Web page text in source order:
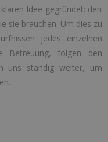
Idee gegründet: den
sie brauchen. Um dies zu
jedes einzelnen
Betreuung, folgen den
uns ständig weiter, um